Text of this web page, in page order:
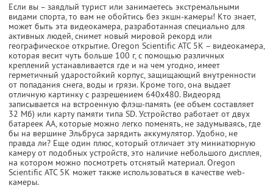
Если вы – заядлый турист или занимаетесь экстремальными
видами спорта, то вам не обойтись без экшн-камеры! Кто знает,
может быть эта видеокамера, разработанная специально для
активных людей, снимет новый мировой рекорд или
географическое открытие. Oregon Scientific ATC 5K – видеокамера,
которая весит чуть больше 100 г, с помощью различных
креплений устанавливается где и на чем угодно, имеет
герметичный ударостойкий корпус, защищающий внутренности
от попадания снега, воды и грязи. Кроме того, она выдает
отличную картинку с разрешением 640х480. Видеоряд
записывается на встроенную флэш-память (ее объем составляет
32 Мб) или карту памяти типа SD. Устройство работает от двух
батареек АА, которые можно легко поменять, не задумываясь, где
бы на вершине Эльбруса зарядить аккумулятор. Удобно, не
правда ли? Еще один плюс, который отличает эту миниатюрную
камеру от подобных устройств, это наличие небольшого дисплея,
на котором можно посмотреть отснятый материал. Oregon
Scientific ATC 5K может также использоваться в качестве web-
камеры.